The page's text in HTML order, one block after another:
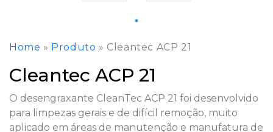
Home » Produto » Cleantec ACP 21
Cleantec ACP 21
O desengraxante CleanTec ACP 21 foi desenvolvido
para limpezas gerais e de difícil remoção, muito
aplicado em áreas de manutenção e manufatura de